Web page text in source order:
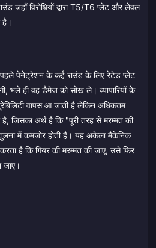
जहाँ विरोधियों द्वारा T5/T6 प्लेट और लेवल
है।
पेनेट्रेशन के कई राउंड के लिए रेटेड प्लेट
भले ही वह डैमेज को सोख ले। व्यापारियों के
वापस आ जाती है लेकिन अधिकतम
है, जिसका अर्थ है कि "पूरी तरह से मरम्मत की
में कमजोर होती है। यह अकेला मैकेनिक
है कि गियर की मरम्मत की जाए, उसे फिर
जाए।